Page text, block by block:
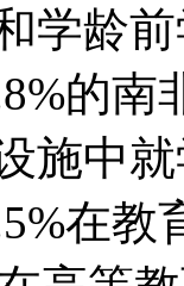
学龄
的南
施中
在教